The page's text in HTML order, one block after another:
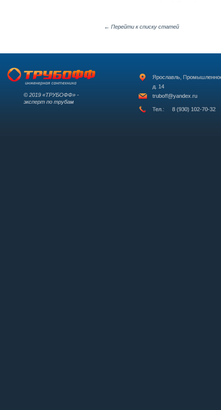
← Перейти к списку статей
© 2019 «ТРУБОФФ» -
эксперт по трубам
Ярославль,
д. 14
truboff@yandex.ru
Тел.: 8 (930) 102-70-32